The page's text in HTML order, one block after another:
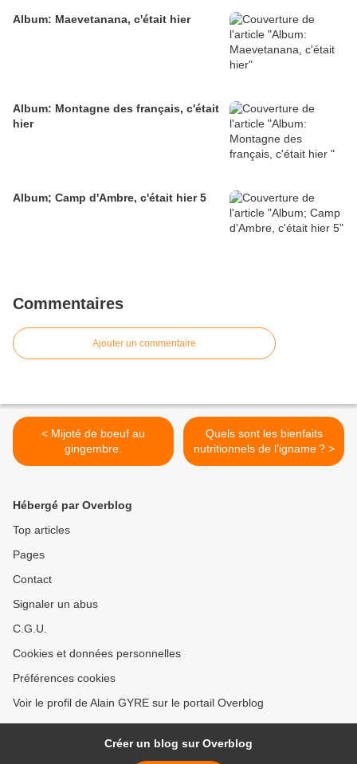
Album: Maevetanana, c'était hier
Album: Montagne des français, c'était
hier
Album; Camp d'Ambre, c'était hier 5
Commentaires
Ajouter un commentaire
< Mijoté de boeuf au
gingembre.
Quels sont les bienfaits
nutritionnels de l’igname ? >
Hébergé par Overblog
Top articles
Pages
Contact
Signaler un abus
C.G.U.
Cookies et données personnelles
Préférences cookies
Voir le profil de Alain GYRE sur le portail Overblog
Créer un blog sur Overblog